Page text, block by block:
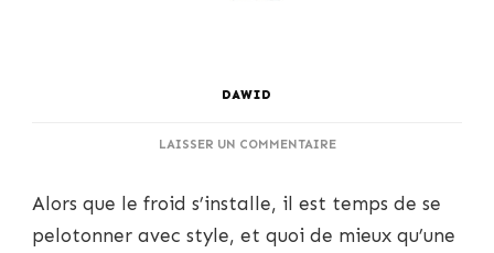
DAWID
LAISSER UN COMMENTAIRESUR
:
ADOPTEZ
Alors que le froid s’installe, il est temps de se
pelotonner avec style, et quoi de mieux qu’une